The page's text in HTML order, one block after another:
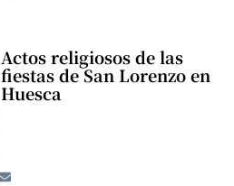
Actos religiosos de las
fiestas de San Lorenzo en
Huesca